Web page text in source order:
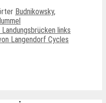
Budnikowsky,
links
Langendorf Cycles